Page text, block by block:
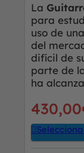
La
para
uso de
del
difícil de
parte de
ha
430,00
🎸 Para que empieces
Email
QUIERO EL
Al ingresar el correo electrónico